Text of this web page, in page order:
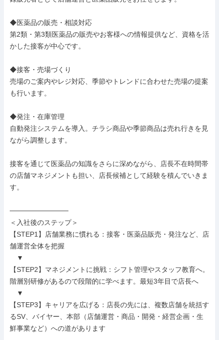
◆医薬品の販売・相談対応
第2類・第3類医薬品の販売やお客様への情報提供など、資格を活
かした接客が中心です。
◆接客・売場づくり
売場のご案内やレジ対応、季節やトレンドに合わせた売場の提案
も行います。
◆発注・在庫管理
自動発注システムを導入。チラシ商品や季節商品は売れ行きを見
ながら調整します。
接客を通じて医薬品の知識をさらに深めながら、店長不在時間帯
の店舗マネジメントも担い、店長候補として経験を積んでいきま
す。
────────────
＜入社後のステップ＞
【STEP1】店舗業務に慣れる：接客・医薬品販売・発注など、店
舗運営全体を把握
▼
【STEP2】マネジメントに挑戦：シフト管理やスタッフ教育へ。
階層別研修があるので段階的に学べます。最短3年目で店長へ
▼
【STEP3】キャリアを広げる：店長の先には、複数店舗を統括す
るSV、バイヤー、本部（店舗運営・商品・開発・経営企画・生
鮮事業など）への道があります